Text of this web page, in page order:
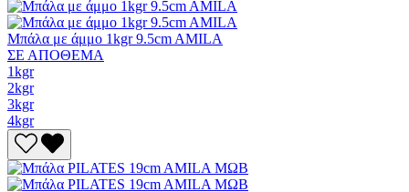
Μπάλα με άμμο 1kgr 9.5cm AMILA
ΣΕ ΑΠΟΘΕΜΑ
1kgr
2kgr
3kgr
4kgr